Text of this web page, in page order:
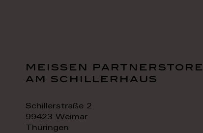
meissen partnerstore
am schillerhaus
Schillerstraße 2
99423 Weimar
Thüringen